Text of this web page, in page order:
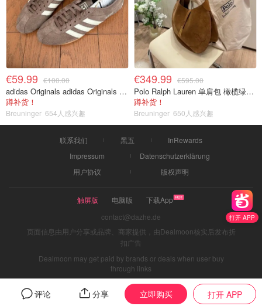
打开 APP
评论 分享 立即购买 打开 APP
€59.99 €100.00
adidas Originals adidas Originals TOKYO 复古休闲鞋 深棕色
蹲补货！
Breuninger 654人感兴趣
€349.99 €595.00
Polo Ralph Lauren 单肩包 橄榄绿金色
蹲补货！
Breuninger 650人感兴趣
联系我们 黑五
InRewards
Impressum
Datenschutzerklärung
用户协议
版权声明
触屏版 电脑版
下载App
contact@dazhe.de
页面信息由用户分享或品牌、商家提供，由Dealmoon核实后发布折
扣广告
Dealmoon may get paid by brands or deals when user buy
through links